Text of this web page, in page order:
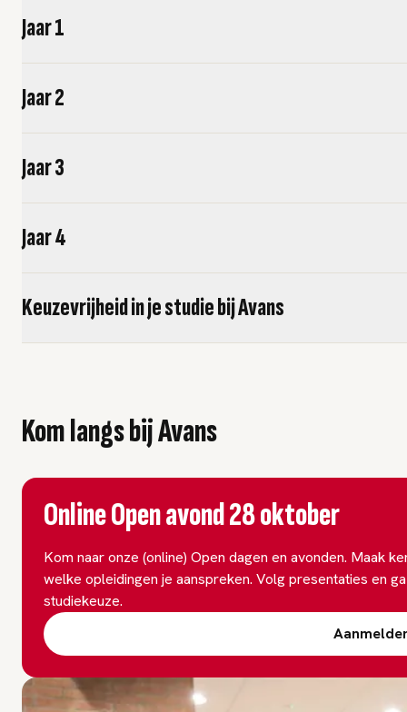
Jaar 1
Jaar 2
Jaar 3
Jaar 4
Keuzevrijheid in je studie bij Avans
Kom langs bij Avans
Online Open avond 28 oktober
Kom naar onze (online) Open dagen en avonden. Maak
welke opleidingen je aanspreken. Volg presentaties en
studiekeuze.